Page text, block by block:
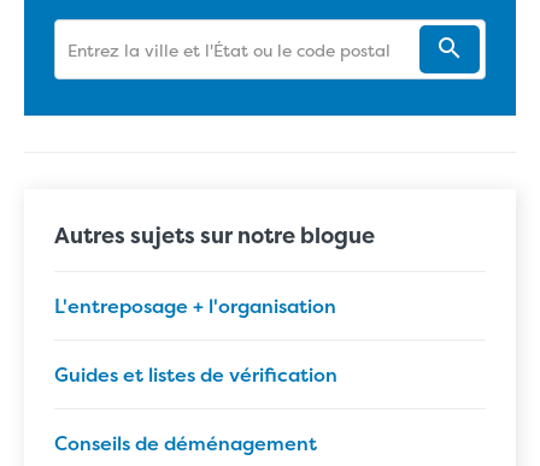
Autres sujets sur notre blogue
L'entreposage + l'organisation
Guides et listes de vérification
Conseils de déménagement